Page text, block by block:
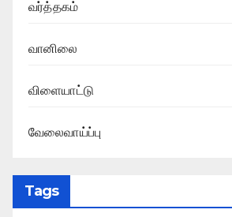
வர்த்தகம்
வானிலை
விளையாட்டு
வேலைவாய்ப்பு
Tags